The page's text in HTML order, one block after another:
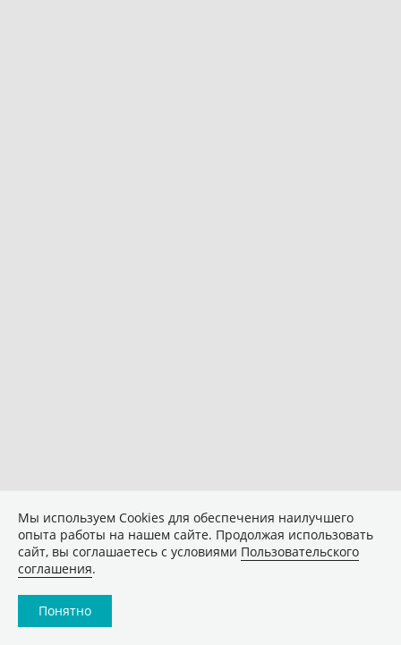
Мы используем Сookies для обеспечения наилучшего
опыта работы на нашем сайте. Продолжая использовать
сайт, вы соглашаетесь с условиями Пользовательского
соглашения.
Понятно